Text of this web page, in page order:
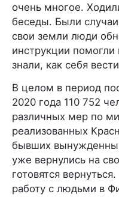
очень многое.
беседы. Были
свои земли люди
инструкции
знали, как себя
В целом в период
2020 года 110 752
различных мер по
реализованных
бывших
уже вернулись на
готовятся
работу с людьми в